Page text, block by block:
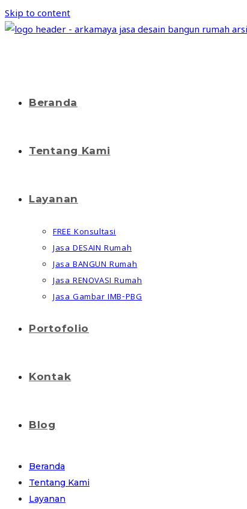
Skip to content
Beranda
Tentang Kami
Layanan
FREE Konsultasi
Jasa DESAIN Rumah
Jasa BANGUN Rumah
Jasa RENOVASI Rumah
Jasa Gambar IMB-PBG
Portofolio
Kontak
Blog
Beranda
Tentang Kami
Layanan